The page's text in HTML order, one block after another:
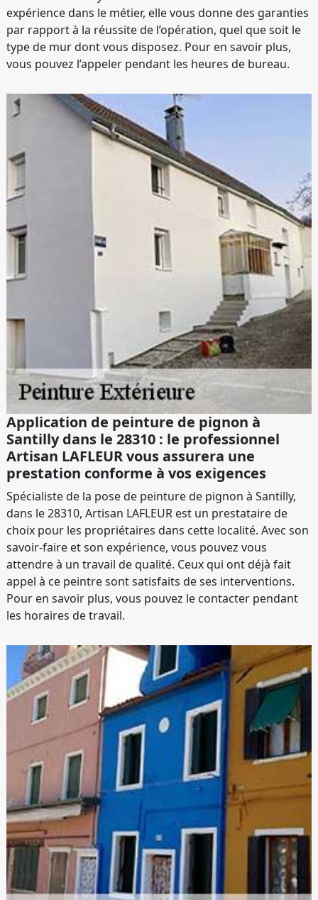
expérience dans le métier, elle vous donne des garanties
par rapport à la réussite de l’opération, quel que soit le
type de mur dont vous disposez. Pour en savoir plus,
vous pouvez l’appeler pendant les heures de bureau.
Application de peinture de pignon à
Santilly dans le 28310 : le professionnel
Artisan LAFLEUR vous assurera une
prestation conforme à vos exigences
Spécialiste de la pose de peinture de pignon à Santilly,
dans le 28310, Artisan LAFLEUR est un prestataire de
choix pour les propriétaires dans cette localité. Avec son
savoir-faire et son expérience, vous pouvez vous
attendre à un travail de qualité. Ceux qui ont déjà fait
appel à ce peintre sont satisfaits de ses interventions.
Pour en savoir plus, vous pouvez le contacter pendant
les horaires de travail.